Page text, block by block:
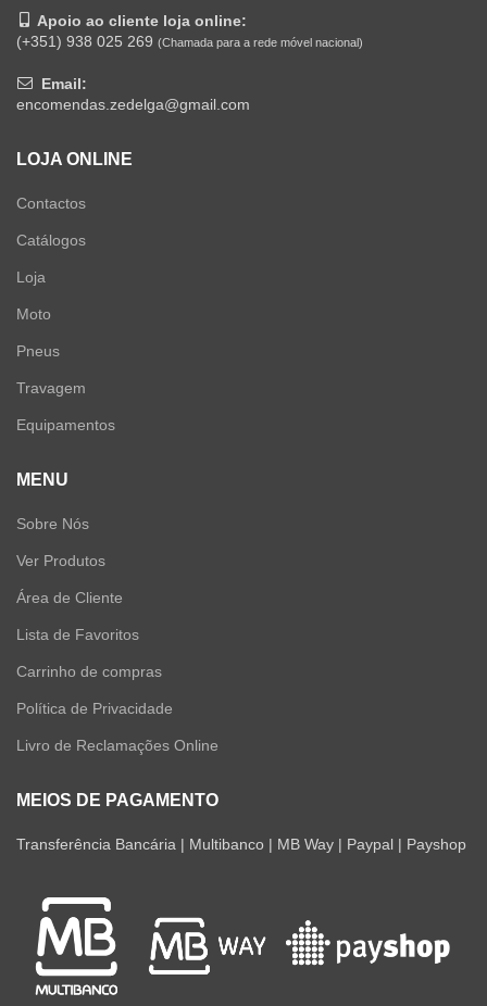
Apoio ao cliente loja online:
(+351) 938 025 269 (Chamada para a rede móvel nacional)
Email:
encomendas.zedelga@gmail.com
LOJA ONLINE
Contactos
Catálogos
Loja
Moto
Pneus
Travagem
Equipamentos
MENU
Sobre Nós
Ver Produtos
Área de Cliente
Lista de Favoritos
Carrinho de compras
Política de Privacidade
Livro de Reclamações Online
MEIOS DE PAGAMENTO
Transferência Bancária | Multibanco | MB Way | Paypal | Payshop